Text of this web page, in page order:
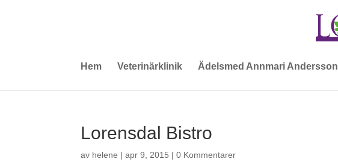
Hem Veterinärklinik Ädelsmed Annmari Andersson
Lorensdal Bistro
av helene |apr 9, 2015 |0 Kommentarer